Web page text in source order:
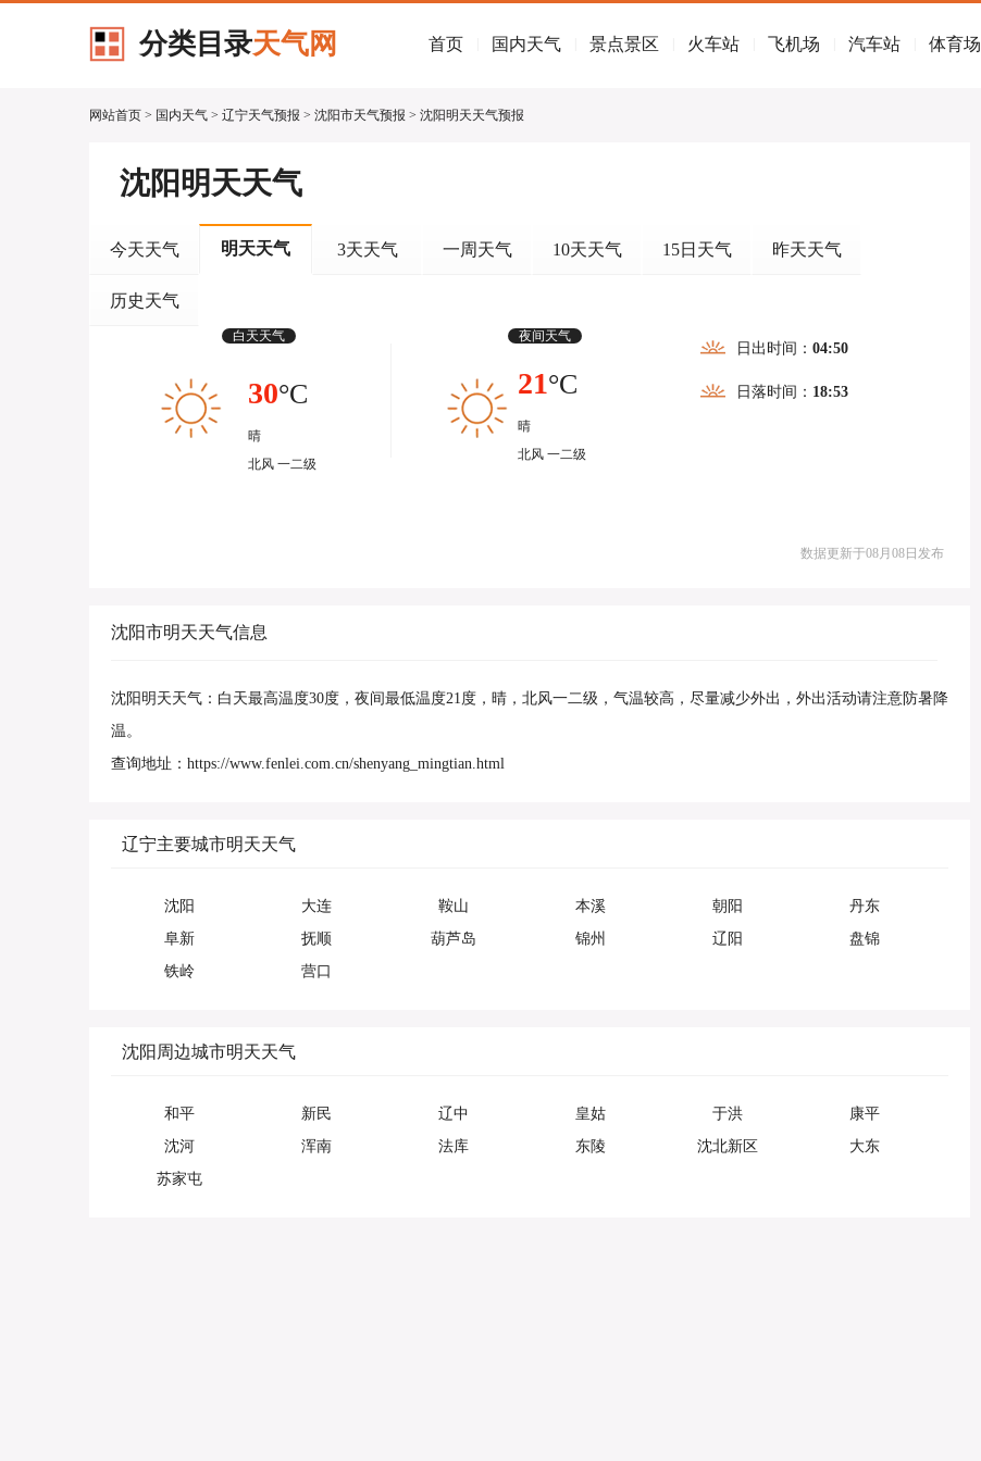
分类目录天气网 首页 国内天气 景点景区 火车站 飞机场 汽车站 体育场
网站首页 > 国内天气 > 辽宁天气预报 > 沈阳市天气预报 > 沈阳明天天气预报
沈阳明天天气
今天天气 明天天气 3天天气 一周天气 10天天气 15日天气 昨天天气
历史天气
白天天气
30°C
晴
北风 一二级
夜间天气
21°C
晴
北风 一二级
日出时间： 04:50
日落时间： 18:53
数据更新于08月08日发布
沈阳市明天天气信息
沈阳明天天气：白天最高温度30度，夜间最低温度21度，晴，北风一二级，气温较高，尽量减少外出，外出活动请注意防暑降
温。
查询地址：https://www.fenlei.com.cn/shenyang_mingtian.html
辽宁主要城市明天天气
沈阳 大连 鞍山 本溪 朝阳
丹东
阜新
抚顺 葫芦岛 锦州 辽阳
盘锦
铁岭
营口
沈阳周边城市明天天气
和平 新民 辽中 皇姑 于洪
康平
沈河
浑南 法库 东陵 沈北新区
大东
苏家屯